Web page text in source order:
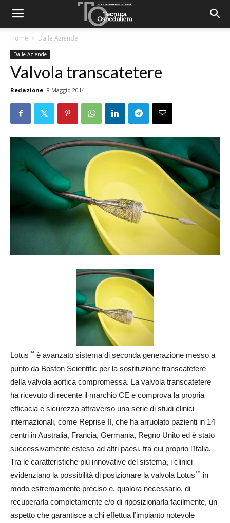
Home Dalle Aziende
Dalle Aziende
Valvola transcatetere
Redazione 8 Maggio 2014
Lotus™ è avanzato sistema di seconda generazione messo a
punto da Boston Scientific per la sostituzione transcatetere
della valvola aortica compromessa. La valvola transcatetere
ha ricevuto di recente il marchio CE e comprova la propria
efficacia e sicurezza attraverso una serie di studi clinici
internazionali, come Reprise II, che ha arruolato pazienti in 14
centri in Australia, Francia, Germania, Regno Unito ed è stato
successivamente esteso ad altri paesi, fra cui proprio l’Italia.
Tra le caratteristiche più innovative del sistema, i clinici
evidenziano la possibilità di posizionare la valvola Lotus™ in
modo estremamente preciso e, qualora necessario, di
recuperarla completamente e/o di riposizionarla facilmente, un
aspetto che garantisce a chi effettua l’impianto notevole